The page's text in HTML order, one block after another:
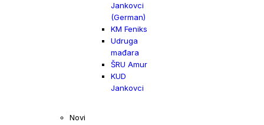
Jankovci
(German)
KM Feniks
Udruga
mađara
ŠRU Amur
KUD
Jankovci
Novi